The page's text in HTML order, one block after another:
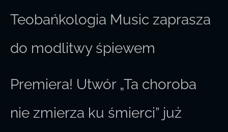
Teobańkologia Music zaprasza
do modlitwy śpiewem
Premiera! Utwór „Ta choroba
nie zmierza ku śmierci” już